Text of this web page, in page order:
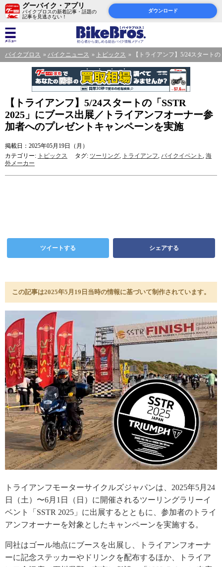
グーバイク・アプリ
バイクブロスの新着記事・話題の
記事を見逃さない！
ダウンロード
バイクブロス バイクニュース トピックス 【トライアンフ】5/24スタート
【トライアンフ】5/24スタートの「SSTR
2025」にブース出展／トライアンフオーナー参
加者へのプレゼントキャンペーンを実施
掲載日：2025年05月19日（月）
カテゴリー: トピックス タグ: ツーリング, トライアンフ, バイクイベント , 海
外メーカー
ツイートする シェアする
この記事は2025年5月19日当時の情報に基づいて制作されています。
トライアンフモーターサイクルズジャパンは、2025年5月24
日（土）〜6月1日（日）に開催されるツーリングラリーイ
ベント「SSTR 2025」に出展するとともに、参加者のトライ
アンフオーナーを対象としたキャンペーンを実施する。
同社はゴール地点にブースを出展し、トライアンフオーナ
ーに記念ステッカーやドリンクを配布するほか、トライア